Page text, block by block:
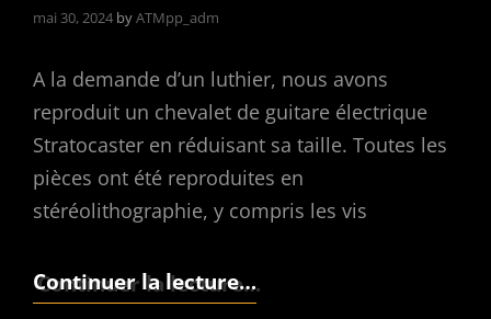
mai 30, 2024 byATMpp_adm
A la demande d’un luthier, nous avons
reproduit un chevalet de guitare électrique
Stratocaster en réduisant sa taille. Toutes les
pièces ont été reproduites en
stéréolithographie, y compris les vis
Continuer la lecture…Lutherie